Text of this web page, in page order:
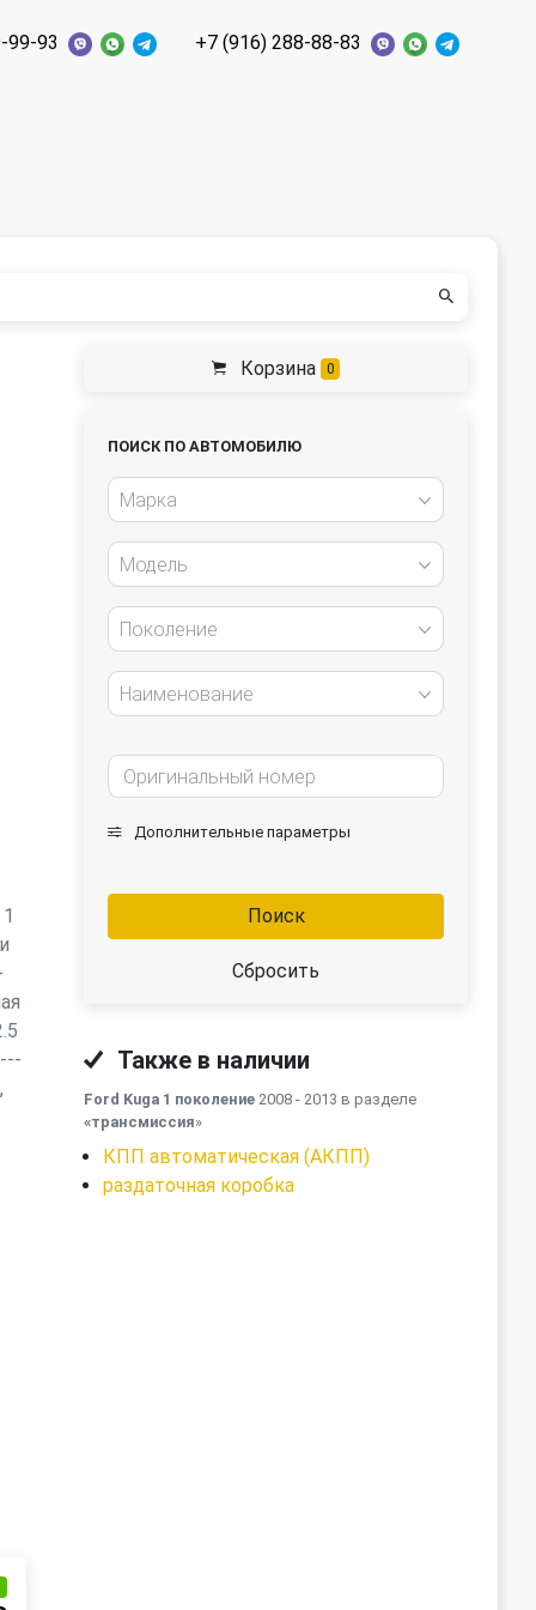
99-93 +7 (916) 288-88-83
Корзина 0
ПОИСК ПО АВТОМОБИЛЮ
Марка
Модель
Поколение
Наименование
Дополнительные параметры
Поиск
Сбросить
Также в наличии
Ford Kuga 1 поколение 2008 - 2013 в разделе
«трансмиссия»
КПП автоматическая (АКПП)
раздаточная коробка